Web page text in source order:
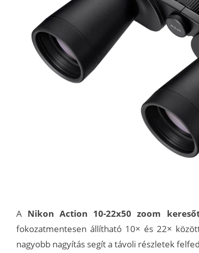
A Nikon Action 10-22x50 zoom
fokozatmentesen állítható 10× és 22×
nagyobb nagyítás segít a távoli részletek